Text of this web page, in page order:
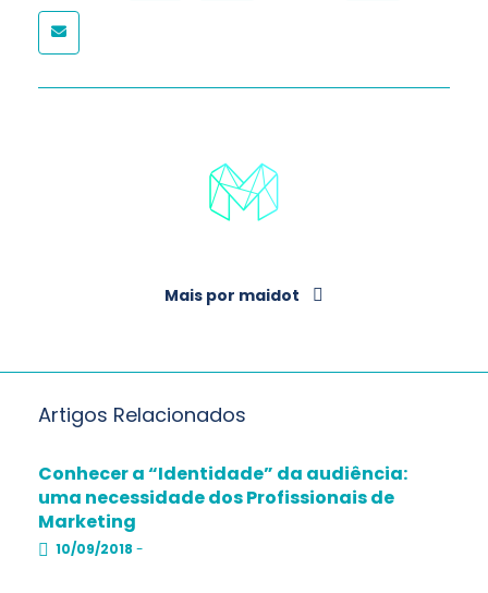
Mais por maidot
Artigos Relacionados
Conhecer a “Identidade” da audiência:
uma necessidade dos Profissionais de
Marketing
10/09/2018 -